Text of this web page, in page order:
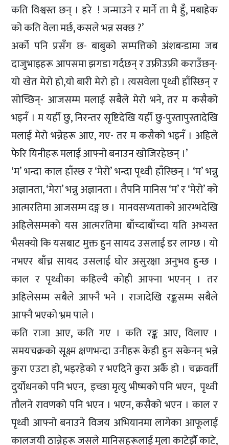
कति विश्वस्त छन् । हरे ! जन्माउने र मार्ने ता मै हुँ, मबाहेक
को कति वेला मर्छ, कसले भन्न सक्छ ?’
अर्को पनि प्रसँग छ- बाबुको सम्पत्तिको अंशबन्डामा जब
दाजुभाइहरू आपसमा झगडा गर्दछन् र उफ्रीउफ्री कराउँछन्-
यो खेत मेरो हो,यो बारी मेरो हो । त्यसवेला पृथ्वी हाँस्छिन् र
सोच्छिन्- आजसम्म मलाई सबैले मेरो भने, तर म कसैको
भइनँ । म यहीँ छु, निरन्तर सृष्टिदेखि यहीँ छु-पुस्तापुस्तादेखि
मलाई मेरो भन्नेहरू आए, गए- तर म कसैको भइनँ । अहिले
फेरि यिनीहरू मलाई आफ्नो बनाउन खोजिरहेछन् ।’
‘म’ भन्दा काल हाँस्छ र ‘मेरो’ भन्दा पृथ्वी हाँस्छिन् । ‘म’ भन्नु
अज्ञानता, ‘मेरा’ भन्नु अज्ञानता । तैपनि मानिस ‘म’ र ‘मेरो’ को
आत्मरतिमा आजसम्म दङ्ग छ । मानवसभ्यताको आरम्भदेखि
अहिलेसम्मको यस आत्मरतिमा बाँच्दाबाँच्दा यति अभ्यस्त
भैसक्यो कि यसबाट मुक्त हुन सायद उसलाई डर लाग्छ । यो
नभएर बाँच्न सायद उसलाई घोर असुरक्षा अनुभव हुन्छ ।
काल र पृथ्वीका कहिल्यै कोही आफ्ना भएनन् । तर
अहिलेसम्म सबैले आफ्नै भने । राजादेखि रङ्कसम्म सबैले
आफ्नै भएको भ्रम पाले ।
कति राजा आए, कति गए । कति रङ्क आए, विलाए ।
समयचक्रको सूक्ष्म क्षणभन्दा उनीहरू केही हुन सकेनन् भन्ने
कुरा एउटा हो, भइरहेको र भएदिने कुरा अर्कै हो । चक्रवर्ती
दुर्योधनको पनि भएन, इच्छा मृत्यु भीष्मको पनि भएन, पृथ्वी
तौलने रावणको पनि भएन । भएन, कसैको भएन । काल र
पृथ्वी आफ्नो बनाउने विजय अभियानमा लागेका आफूलाई
कालजयी ठान्नेहरू जसले मानिसहरूलाई मुला काटेझैँ काटे,